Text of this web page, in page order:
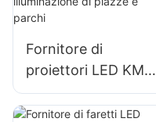
parcheggi e aree di
Fornitore di
proiettori LED KML-
FL05 da 400 W,
illuminazione di